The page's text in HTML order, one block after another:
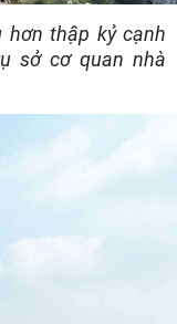
hơn thập kỷ cạnh
sở cơ quan nhà